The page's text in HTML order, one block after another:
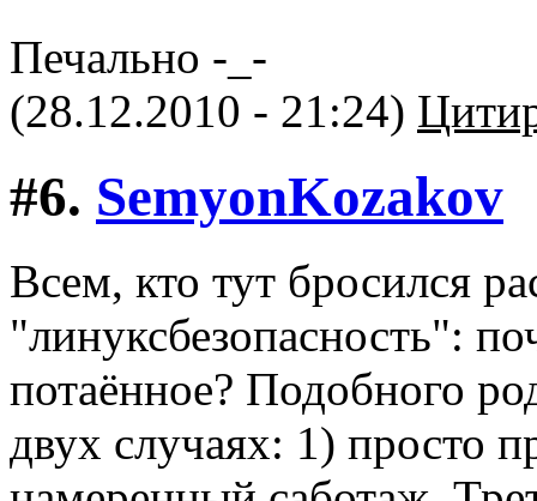
Печально -_-
(28.12.2010 - 21:24)
#6. SemyonKozakov
Всем, кто тут бросился
"линуксбезопасность":
потаённое? Подобного
двух случаях: 1) просто